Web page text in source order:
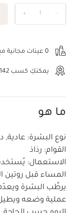
-
1
+
0 عينات مجانية مع أي طلب.
يمكنكِ كسب 142
ما هو
نوع البشرة: عادية,
القوام: رذاذ
الاستعمال:
المساء قبل روتين
يرطِّب البشرة
عملية وضعه